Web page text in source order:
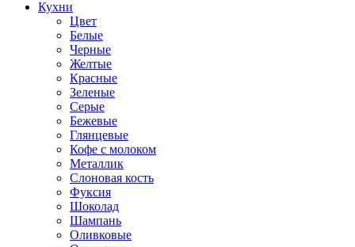
Кухни
Цвет
Белые
Черные
Желтые
Красные
Зеленые
Серые
Бежевые
Глянцевые
Кофе с молоком
Металлик
Слоновая кость
Фуксия
Шоколад
Шампань
Оливковые